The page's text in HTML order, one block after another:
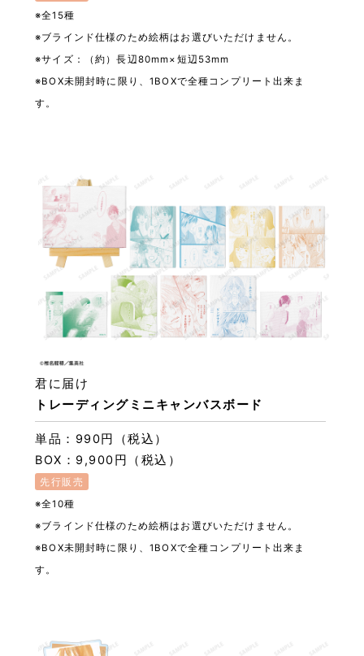
※全15種
※ブラインド仕様のため絵柄はお選びいただけません。
※サイズ：（約）長辺80mm×短辺53mm
※BOX未開封時に限り、1BOXで全種コンプリート出来ま
す。
トレーディングミニキャンバスボード
君に届け
単品：990円（税込）
BOX：9,900円（税込）
先行販売
※全10種
※ブラインド仕様のため絵柄はお選びいただけません。
※BOX未開封時に限り、1BOXで全種コンプリート出来ま
す。